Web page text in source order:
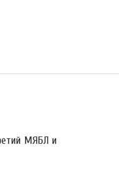
МЯБЛ и